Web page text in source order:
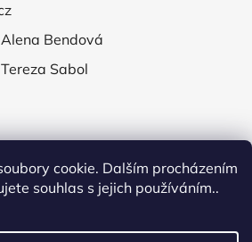
cookie. Dalším procházením
souhlas s jejich používáním..
Bendová
Sabol